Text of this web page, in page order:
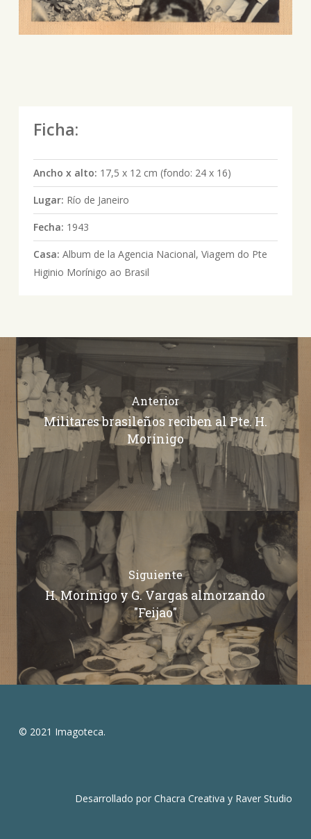
Ficha:
Ancho x alto: 17,5 x 12 cm (fondo: 24 x 16)
Lugar: Río de Janeiro
Fecha: 1943
Casa: Album de la Agencia Nacional, Viagem do Pte
Higinio Morínigo ao Brasil
Anterior
Militares brasileños reciben al Pte. H.
Morínigo
Siguiente
H. Morínigo y G. Vargas almorzando
"Feijao"
© 2021 Imagoteca.
Desarrollado porChacra Creativa y Raver Studio